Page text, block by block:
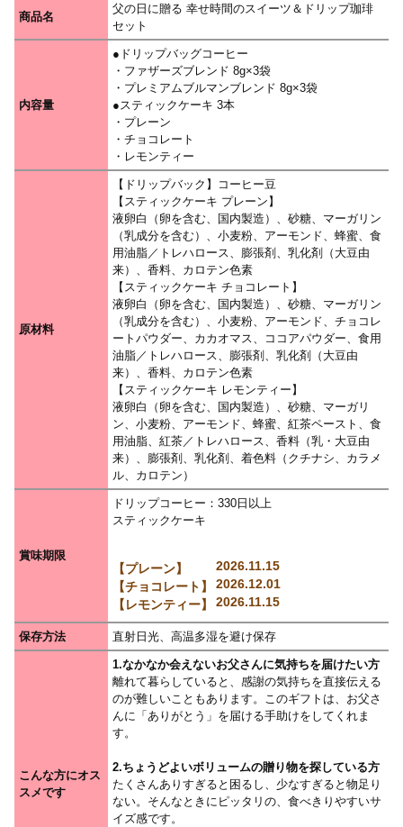
商品名
父の日に贈る 幸せ時間のスイーツ＆ドリップ珈琲
セット
内容量
●ドリップバッグコーヒー
・ファザーズブレンド 8g×3袋
・プレミアムブルマンブレンド 8g×3袋
●スティックケーキ 3本
・プレーン
・チョコレート
・レモンティー
原材料
【ドリップバック】コーヒー豆
【スティックケーキ プレーン】
液卵白（卵を含む、国内製造）、砂糖、マーガリン
（乳成分を含む）、小麦粉、アーモンド、蜂蜜、食
用油脂／トレハロース、膨張剤、乳化剤（大豆由
来）、香料、カロテン色素
【スティックケーキ チョコレート】
液卵白（卵を含む、国内製造）、砂糖、マーガリン
（乳成分を含む）、小麦粉、アーモンド、チョコレ
ートパウダー、カカオマス、ココアパウダー、食用
油脂／トレハロース、膨張剤、乳化剤（大豆由
来）、香料、カロテン色素
【スティックケーキ レモンティー】
液卵白（卵を含む、国内製造）、砂糖、マーガリ
ン、小麦粉、アーモンド、蜂蜜、紅茶ペースト、食
用油脂、紅茶／トレハロース、香料（乳・大豆由
来）、膨張剤、乳化剤、着色料（クチナシ、カラメ
ル、カロテン）
賞味期限
ドリップコーヒー：330日以上
スティックケーキ
保存方法 直射日光、高温多湿を避け保存
こんな方にオス
スメです
1.なかなか会えないお父さんに気持ちを届けたい方
離れて暮らしていると、感謝の気持ちを直接伝える
のが難しいこともあります。このギフトは、お父さ
んに「ありがとう」を届ける手助けをしてくれま
す。
2.ちょうどよいボリュームの贈り物を探している方
たくさんありすぎると困るし、少なすぎると物足り
ない。そんなときにピッタリの、食べきりやすいサ
イズ感です。